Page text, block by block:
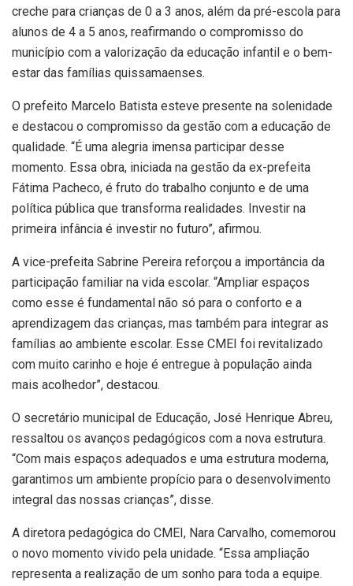
creche para crianças de 0 a 3 anos, além da pré-escola para
alunos de 4 a 5 anos, reafirmando o compromisso do
município com a valorização da educação infantil e o bem-
estar das famílias quissamaenses.
O prefeito Marcelo Batista esteve presente na solenidade
e destacou o compromisso da gestão com a educação de
qualidade. “É uma alegria imensa participar desse
momento. Essa obra, iniciada na gestão da ex-prefeita
Fátima Pacheco, é fruto do trabalho conjunto e de uma
política pública que transforma realidades. Investir na
primeira infância é investir no futuro”, afirmou.
A vice-prefeita Sabrine Pereira reforçou a importância da
participação familiar na vida escolar. “Ampliar espaços
como esse é fundamental não só para o conforto e a
aprendizagem das crianças, mas também para integrar as
famílias ao ambiente escolar. Esse CMEI foi revitalizado
com muito carinho e hoje é entregue à população ainda
mais acolhedor”, destacou.
O secretário municipal de Educação, José Henrique Abreu,
ressaltou os avanços pedagógicos com a nova estrutura.
“Com mais espaços adequados e uma estrutura moderna,
garantimos um ambiente propício para o desenvolvimento
integral das nossas crianças”, disse.
A diretora pedagógica do CMEI, Nara Carvalho, comemorou
o novo momento vivido pela unidade. “Essa ampliação
representa a realização de um sonho para toda a equipe.